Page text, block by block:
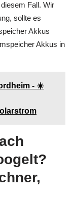
Fall. Wir
sollte es
Akkus
Akkus in
- ☀️